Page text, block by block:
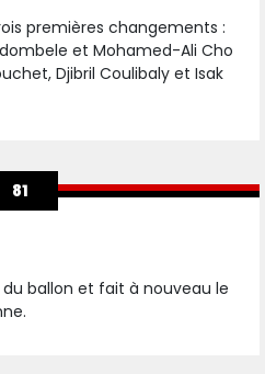
premières changements :
et Mohamed-Ali Cho
Djibril Coulibaly et Isak
81
du ballon et fait à nouveau le